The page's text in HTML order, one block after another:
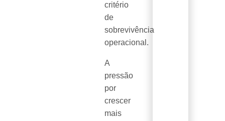
critério
de
sobrevivência
operacional.
A
pressão
por
crescer
mais